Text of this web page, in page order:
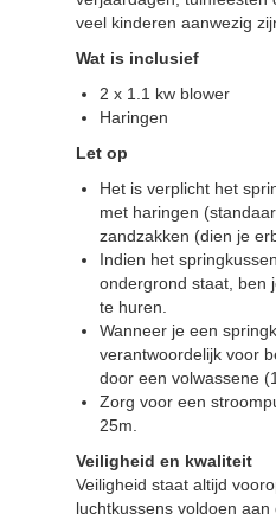
veel kinderen aanwezig
Wat is inclusief
2 x 1.1 kw blower
Haringen
Let op
Het is verplicht het
met haringen
zandzakken (dien je
Indien het
ondergrond staat, ben
te huren
Wanneer je een
verantwoordelijk voor
door een volwassene
Zorg voor een
25m.
Veiligheid en kwaliteit
Veiligheid staat altijd
luchtkussens voldoen